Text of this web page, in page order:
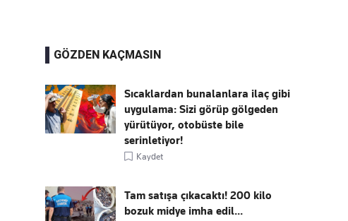
GÖZDEN KAÇMASIN
Sıcaklardan bunalanlara ilaç gibi
uygulama: Sizi görüp gölgeden
yürütüyor, otobüste bile
serinletiyor!
Kaydet
Tam satışa çıkacaktı! 200 kilo
bozuk midye imha edil...